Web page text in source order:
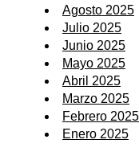
Agosto 2025
Julio 2025
Junio 2025
Mayo 2025
Abril 2025
Marzo 2025
Febrero 2025
Enero 2025